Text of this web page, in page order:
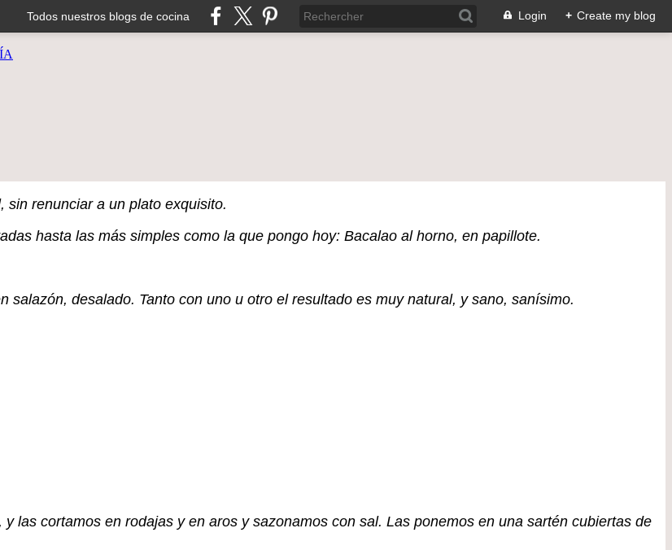
Todos nuestros blogs de cocina Login + Create my blog
sin renunciar a un plato exquisito.
hasta las más simples como la que pongo hoy: Bacalao al horno, en papillote.
desalado. Tanto con uno u otro el resultado es muy natural, y sano, sanísimo.
las cortamos en rodajas y en aros y sazonamos con sal. Las ponemos en una sartén cubiertas de